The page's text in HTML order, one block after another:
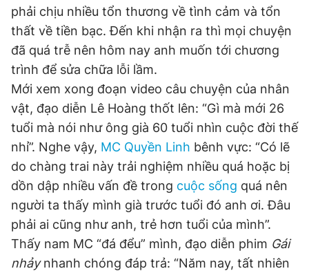
Đọc Thanh Niên trên điện thoại
Theo dõi báo trên
Hotline
0906 645 777
Liên hệ quảng cáo
0908 780 404
Đặt báo Quảng cáo RSS Tòa soạn Chính sách bảo
Tổng biên tập: Nguyễn Ngọc Toàn
Phó tổng biên tập thường trực: Hải Thành
Phó tổng biên tập: Lâm Hiếu Dũng
Phó tổng biên tập: Trần Việt Hưng
Tổng thư ký tòa soạn: Đức Trung
phải chịu nhiều tổn thương về tình cảm và tổn
thất về tiền bạc. Đến khi nhận ra thì mọi chuyện
đã quá trễ nên hôm nay anh muốn tới chương
trình để sửa chữa lỗi lầm.
Mới xem xong đoạn video câu chuyện của nhân
vật, đạo diễn Lê Hoàng thốt lên: “Gì mà mới 26
tuổi mà nói như ông già 60 tuổi nhìn cuộc đời thế
nhỉ”. Nghe vậy, MC Quyền Linh bênh vực: “Có lẽ
do chàng trai này trải nghiệm nhiều quá hoặc bị
dồn dập nhiều vấn đề trong cuộc sống quá nên
người ta thấy mình già trước tuổi đó anh ơi. Đâu
phải ai cũng như anh, trẻ hơn tuổi của mình”.
Thấy nam MC “đá đểu” mình, đạo diễn phim Gái
nhảynhanh chóng đáp trả: “Năm nay, tất nhiên